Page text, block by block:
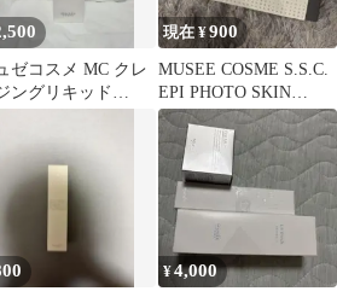
ゼコスメ MC クレ
ングリキッド
現在 ¥900
MUSEE COSME S.S.C.
EPI PHOTO SKIN
CARE
¥4,000